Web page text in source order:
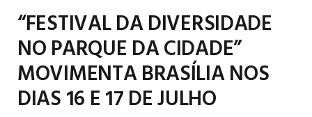
“FESTIVAL DA DIVERSIDADE
NO PARQUE DA CIDADE”
MOVIMENTA BRASÍLIA NOS
DIAS 16 E 17 DE JULHO